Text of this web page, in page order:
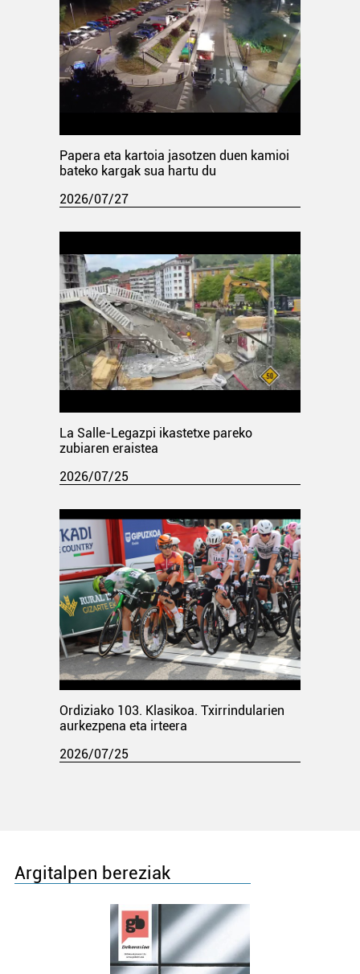
Papera eta kartoia jasotzen duen kamioi
bateko kargak sua hartu du
2026/07/27
La Salle-Legazpi ikastetxe pareko
zubiaren eraistea
2026/07/25
Ordiziako 103. Klasikoa. Txirrindularien
aurkezpena eta irteera
2026/07/25
Argitalpen bereziak